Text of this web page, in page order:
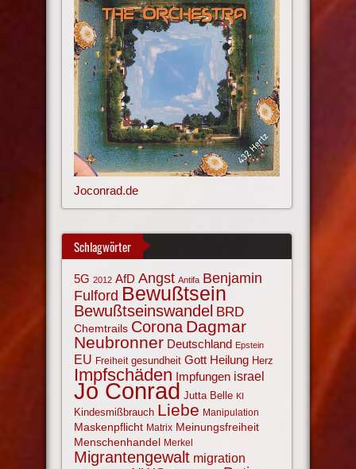
Joconrad.de
Schlagwörter
5G 2012 AfD Angst Antifa Benjamin
Fulford Bewußtsein
Bewußtseinswandel BRD
Chemtrails Corona Dagmar
Neubronner Deutschland Epstein
EU Freiheit gesundheit Gott Heilung Herz
Impfschäden Impfungen israel
Jo Conrad Jutta Belle KI
Kindesmißbrauch Liebe Manipulation
Maskenpflicht Matrix Meinungsfreiheit
Menschenhandel Merkel
Migrantengewalt migration